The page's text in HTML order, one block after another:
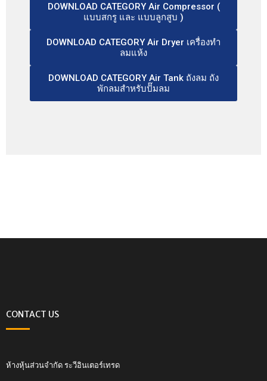
DOWNLOAD CATEGORY Air Compressor (
แบบสกรู และ แบบลูกสูบ )
DOWNLOAD CATEGORY Air Dryer เครื่องทำ
ลมแห้ง
DOWNLOAD CATEGORY Air Tank ถังลม ถัง
พักลมสำหรับปั๊มลม
CONTACT US
ห้างหุ้นส่วนจำกัด ระวีอินเตอร์เทรด